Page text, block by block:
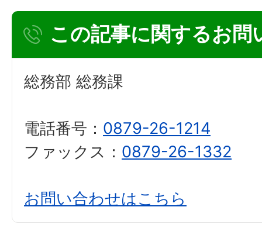
この記事に関するお問
総務部 総務課
電話番号： 0879-26-1214
ファックス： 0879-26-1332
お問い合わせはこちら